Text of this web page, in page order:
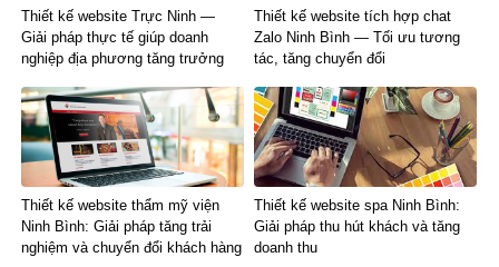
Thiết kế website Trực Ninh —
Giải pháp thực tế giúp doanh
nghiệp địa phương tăng trưởng
Thiết kế website tích hợp chat
Zalo Ninh Bình — Tối ưu tương
tác, tăng chuyển đổi
Thiết kế website thẩm mỹ viện
Ninh Bình: Giải pháp tăng trải
nghiệm và chuyển đổi khách hàng
Thiết kế website spa Ninh Bình:
Giải pháp thu hút khách và tăng
doanh thu